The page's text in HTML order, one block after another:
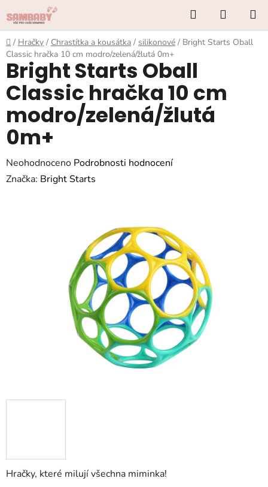
na
obsah
Hledat
KOŠÍK
Domů
/ Hračky / Chrastítka a kousátka / silikonové / Bright Starts Oball
Classic hračka 10 cm modro/zelená/žlutá 0m+
Hračky, které milují všechna miminka!
Bright Starts Oball
Classic hračka 10 cm
modro/zelená/žlutá
0m+
Průměrné
hodnocení
Neohodnoceno Podrobnosti hodnocení
Značka: Bright Starts